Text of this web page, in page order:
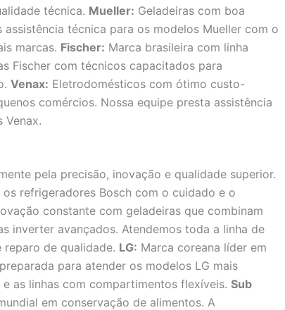
técnica. Mueller: Geladeiras com boa
técnica para os modelos Mueller com o
marcas. Fischer: Marca brasileira com linha
Fischer com técnicos capacitados para
Venax: Eletrodomésticos com ótimo custo-
comércios. Nossa equipe presta assistência
Venax.
pela precisão, inovação e qualidade superior.
refrigeradores Bosch com o cuidado e o
constante com geladeiras que combinam
inverter avançados. Atendemos toda a linha de
de qualidade. LG: Marca coreana líder em
para atender os modelos LG mais
as linhas com compartimentos flexíveis. Sub
em conservação de alimentos. A